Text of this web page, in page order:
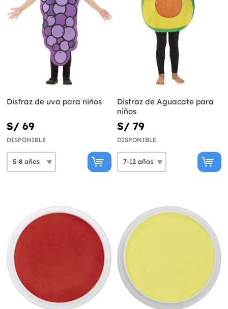
Disfraz de uva para niños
S/ 69
DISPONIBLE
Disfraz de Aguacate para
niños
S/ 79
DISPONIBLE